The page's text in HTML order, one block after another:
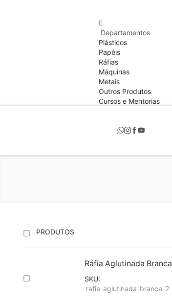
Departamentos
Plásticos
Papéis
Ráfias
Máquinas
Metais
Outros Produtos
Cursos e Mentorias
PRODUTOS
Ráfia Aglutinada Branca
SKU:
rafia-aglutinada-branca-2